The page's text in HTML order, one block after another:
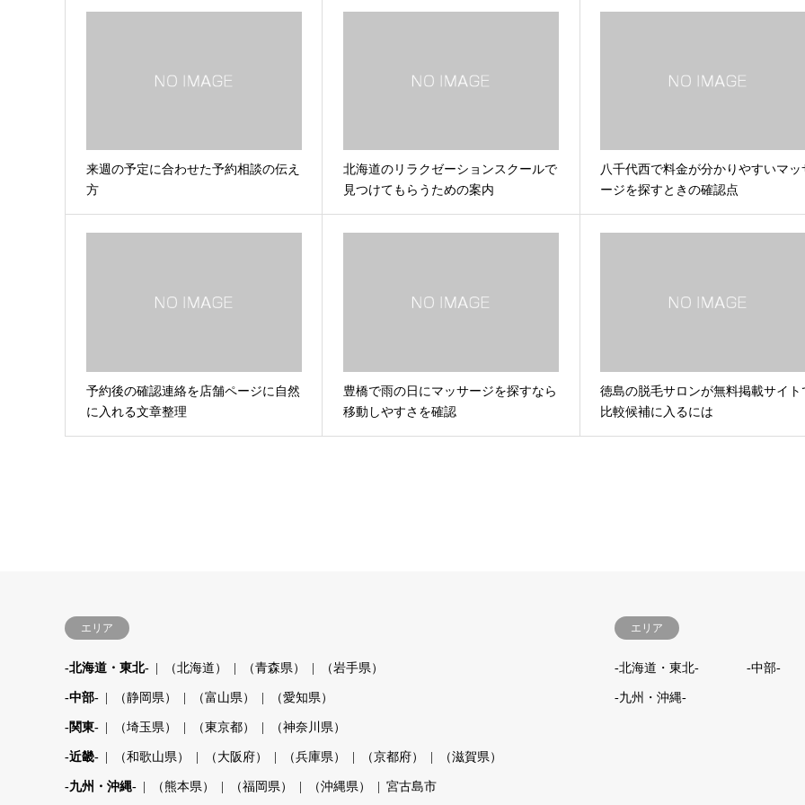
来週の予定に合わせた予約相談の伝え
方
北海道のリラクゼーションスクールで
見つけてもらうための案内
八千代西で料金が分かりやすいマッ
ージを探すときの確認点
予約後の確認連絡を店舗ページに自然
に入れる文章整理
豊橋で雨の日にマッサージを探すなら
移動しやすさを確認
徳島の脱毛サロンが無料掲載サイト
比較候補に入るには
エリア
-北海道・東北- （北海道） （青森県） （岩手県）
-中部- （静岡県） （富山県） （愛知県）
-関東- （埼玉県） （東京都） （神奈川県）
-近畿- （和歌山県） （大阪府） （兵庫県） （京都府） （滋賀県）
-九州・沖縄- （熊本県） （福岡県） （沖縄県） 宮古島市
エリア
-北海道・東北- -中部-
-九州・沖縄-